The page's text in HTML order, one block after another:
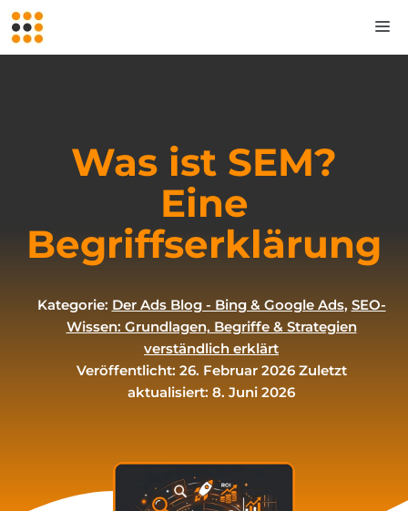
Zum
Inhalt
springen
Was ist SEM?
Eine
Begriffserklärung
Kategorie: Der Ads Blog - Bing & Google Ads, SEO-
Wissen: Grundlagen, Begriffe & Strategien
verständlich erklärt
Veröffentlicht: 26. Februar 2026 Zuletzt
aktualisiert: 8. Juni 2026